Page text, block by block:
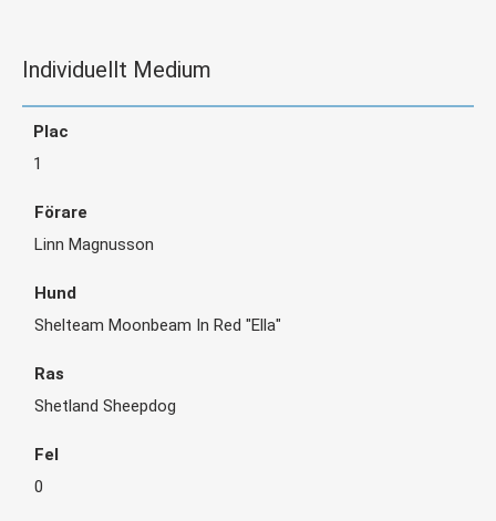
Individuellt Medium
1
Linn Magnusson
Shelteam Moonbeam In Red "Ella"
Shetland Sheepdog
0